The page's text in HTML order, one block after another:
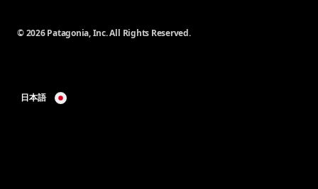
© 2026 Patagonia, Inc. All Rights Reserved.
日本語